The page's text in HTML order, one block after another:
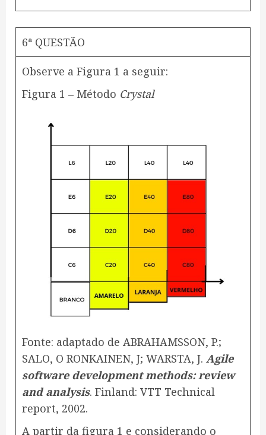
6ª QUESTÃO
Observe a Figura 1 a seguir:
Figura 1 – Método Crystal
Fonte: adaptado de ABRAHAMSSON, P.;
SALO, O RONKAINEN, J; WARSTA, J. Agile
software development methods: review
and analysis. Finland: VTT Technical
report, 2002.
A partir da figura 1 e considerando o